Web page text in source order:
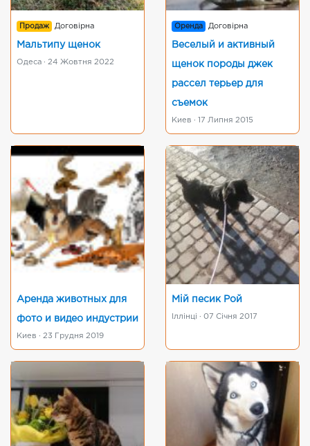
Продаж Договірна
Мальтипу щенок
Одеса · 24 Жовтня 2022
Оренда Договірна
Веселый и активный
щенок породы джек
рассел терьер для
съемок
Киев · 17 Липня 2015
Аренда животных для
фото и видео индустрии
Киев · 23 Грудня 2019
Мій песик Рой
Іллінці · 07 Січня 2017